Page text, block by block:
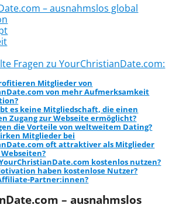
– ausnahmslos global
Fragen zu YourChristianDate.com:
Mitglieder von
von mehr Aufmerksamkeit
es keine Mitgliedschaft, die einen
Zugang zur Webseite ermöglicht?
die Vorteile von weltweitem Dating?
Mitglieder bei
oft attraktiver als Mitglieder
kostenlos nutzen?
haben kostenlose Nutzer?
Partner:innen?
– ausnahmslos